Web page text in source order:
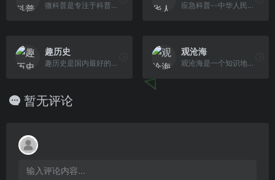
微科普是专注于科普知识传播的高层次科普媒体，以成为中国科普网站中的一面镜子为出发点，提供负责、有趣、权威的科普知识，在中国科普群体中有着良好声誉和重要影响。 应急科普--中华人民共和国应急管理部
趣历史
趣历史是国内最好的历史网站,一个历史知识的百科大全。趣历史专注于搜集整理各朝代人物、战争、野史、文化等全方面历史知识,以及环球各个国家历史文化,为您提供全面的历史知识阅读学习平台,推荐看历史就来趣历史。
观沧海
观沧海是⼀个知识地图制作分享平台，它将地图和文字结合，反映中国历史、军事、地理、文化等方面的知识，向用户提供地图协作分享服务。
暂无评论